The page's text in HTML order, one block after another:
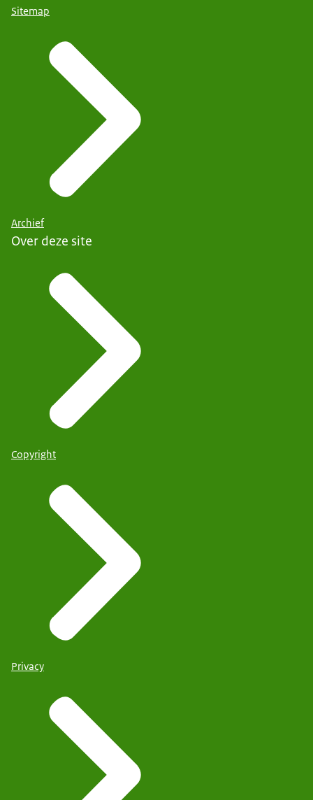
Sitemap
Archief
Over deze site
Copyright
Privacy